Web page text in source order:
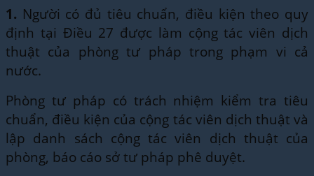
1. Người có đủ tiêu chuẩn, điều kiện theo quy
định tại Điều 27 được làm cộng tác viên dịch
thuật của phòng tư pháp trong phạm vi cả
nước.
Phòng tư pháp có trách nhiệm kiểm tra tiêu
chuẩn, điều kiện của cộng tác viên dịch thuật và
lập danh sách cộng tác viên dịch thuật của
phòng, báo cáo sở tư pháp phê duyệt.